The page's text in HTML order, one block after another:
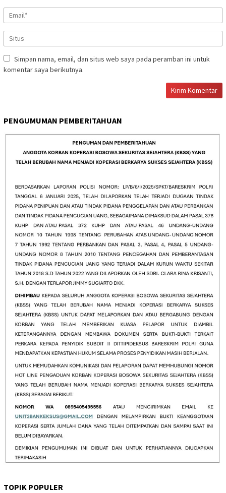
Simpan nama, email, dan situs web saya pada peramban ini untuk
komentar saya berikutnya.
PENGUMUMAN PEMBERITAHUAN
TOPIK POPULER